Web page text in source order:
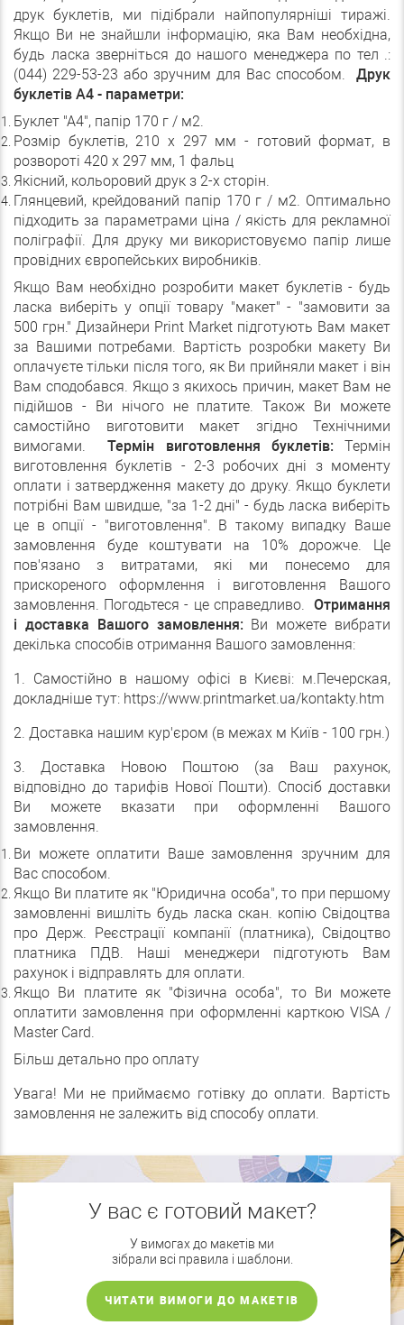
друк буклетів, ми підібрали найпопулярніші тиражі.
Якщо Ви не знайшли інформацію, яка Вам необхідна,
будь ласка зверніться до нашого менеджера по тел .:
(044) 229-53-23 або зручним для Вас способом.
Друк
буклетів А4 - параметри:
Буклет "А4", папір 170 г / м2.
Розмір буклетів, 210 х 297 мм - готовий формат, в
розвороті 420 х 297 мм, 1 фальц
Якісний, кольоровий друк з 2-х сторін.
Глянцевий, крейдований папір 170 г / м2. Оптимально
підходить за параметрами ціна / якість для рекламної
поліграфії. Для друку ми використовуємо папір лише
провідних європейських виробників.
Якщо Вам необхідно розробити макет буклетів - будь
ласка виберіть у опції товару "макет" - "замовити за
500 грн." Дизайнери Print Market підготують Вам макет
за Вашими потребами. Вартість розробки макету Ви
оплачуєте тільки після того, як Ви прийняли макет і він
Вам сподобався. Якщо з якихось причин, макет Вам не
підійшов - Ви нічого не платите. Також Ви можете
самостійно виготовити макет згідно Технічними
вимогами.
Термін виготовлення буклетів: Термін
виготовлення буклетів - 2-3 робочих дні з моменту
оплати і затвердження макету до друку. Якщо буклети
потрібні Вам швидше, "за 1-2 дні" - будь ласка виберіть
це в опції - "виготовлення". В такому випадку Ваше
замовлення буде коштувати на 10% дорожче. Це
пов'язано з витратами, які ми понесемо для
прискореного оформлення і виготовлення Вашого
замовлення. Погодьтеся - це справедливо. Отримання
і доставка Вашого замовлення: Ви можете вибрати
декілька способів отримання Вашого замовлення:
1. Самостійно в нашому офісі в Києві: м.Печерская,
докладніше тут: https://www.printmarket.ua/kontakty.htm
2. Доставка нашим кур'єром (в межах м Київ - 100 грн.)
3. Доставка Новою Поштою (за Ваш рахунок,
відповідно до тарифів Нової Пошти). Спосіб доставки
Ви можете вказати при оформленні Вашого
замовлення.
Ви можете оплатити Ваше замовлення зручним для
Вас способом.
Якщо Ви платите як "Юридична особа", то при першому
замовленні вишліть будь ласка скан. копію Свідоцтва
про Держ. Реєстрації компанії (платника), Свідоцтво
платника ПДВ. Наші менеджери підготують Вам
рахунок і відправлять для оплати.
Якщо Ви платите як "Фізична особа", то Ви можете
оплатити замовлення при оформленні карткою VISA /
Master Card.
Більш детально про оплату
Увага! Ми не приймаємо готівку до оплати. Вартість
замовлення не залежить від способу оплати.
У вас є готовий макет?
У вимогах до макетів ми
зібрали всі правила і шаблони.
ЧИТАТИ ВИМОГИ ДО МАКЕТІВ